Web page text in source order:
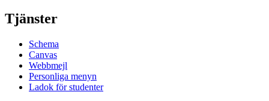
Tjänster
Schema
Canvas
Webbmejl
Personliga menyn
Ladok för studenter